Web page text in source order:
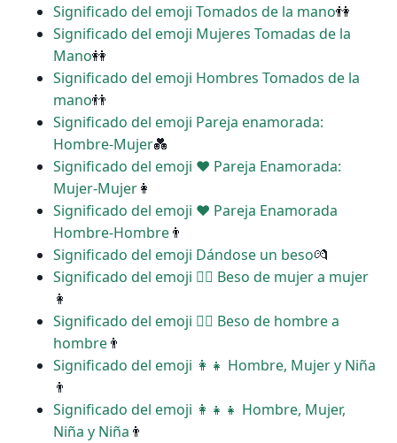
Significado del emoji Tomados de la mano👫
Significado del emoji Mujeres Tomadas de la
Mano👭
Significado del emoji Hombres Tomados de la
mano👬
Significado del emoji Pareja enamorada:
Hombre-Mujer💑
Significado del emoji ‍❤️‍ Pareja Enamorada:
Mujer-Mujer👩
Significado del emoji ‍❤️‍ Pareja Enamorada
Hombre-Hombre👨
Significado del emoji Dándose un beso💏
Significado del emoji ‍❤️‍💋‍ Beso de mujer a mujer
👩
Significado del emoji ‍❤️‍💋‍ Beso de hombre a
hombre👨
Significado del emoji ‍👩‍👧 Hombre, Mujer y Niña
👨
Significado del emoji ‍👩‍👧‍👧 Hombre, Mujer,
Niña y Niña 👨